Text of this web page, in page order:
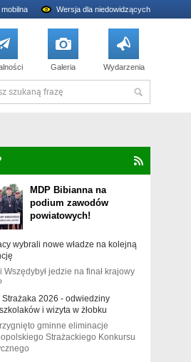
Wersja dla niedowidzących

Galeria

Wydarzenia

MDP Bibianna na
podium zawodów
powiatowych!
wybrali nowe władze na kolejną
Wszędybył jedzie na finał krajowy
Strażaka 2026 - odwiedziny
i wizyta w żłobku
gminne eliminacje
Strażackiego Konkursu